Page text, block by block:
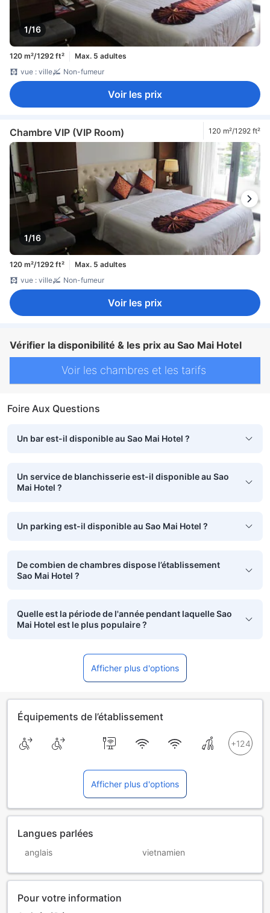
1/16
120 m²/1292 ft²
Max. 5 adultes
vue : ville
Non-fumeur
Voir les prix
Chambre VIP (VIP Room) 120 m²/1292 ft²
1/16
120 m²/1292 ft²
Max. 5 adultes
vue : ville
Non-fumeur
Voir les prix
Vérifier la disponibilité & les prix au Sao Mai Hotel
Voir les chambres et les tarifs
Foire Aux Questions
Un bar est-il disponible au Sao Mai Hotel ?
Un service de blanchisserie est-il disponible au Sao
Mai Hotel ?
Un parking est-il disponible au Sao Mai Hotel ?
De combien de chambres dispose l’établissement
Sao Mai Hotel ?
Quelle est la période de l'année pendant laquelle Sao
Mai Hotel est le plus populaire ?
Afficher plus d'options
Équipements de l’établissement
Afficher plus d'options
Langues parlées
anglais vietnamien
Pour votre information